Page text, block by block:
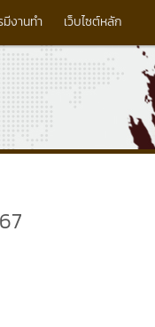
มีงานทำ เว็บไซต์หลัก